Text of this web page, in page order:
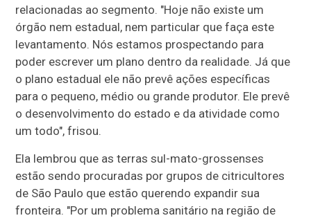
relacionadas ao segmento. "Hoje não existe um
órgão nem estadual, nem particular que faça este
levantamento. Nós estamos prospectando para
poder escrever um plano dentro da realidade. Já que
o plano estadual ele não prevê ações específicas
para o pequeno, médio ou grande produtor. Ele prevê
o desenvolvimento do estado e da atividade como
um todo", frisou.
Ela lembrou que as terras sul-mato-grossenses
estão sendo procuradas por grupos de citricultores
de São Paulo que estão querendo expandir sua
fronteira. "Por um problema sanitário na região de